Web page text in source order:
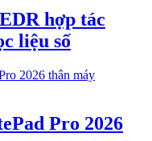
hợp tác
liệu số
Pro 2026